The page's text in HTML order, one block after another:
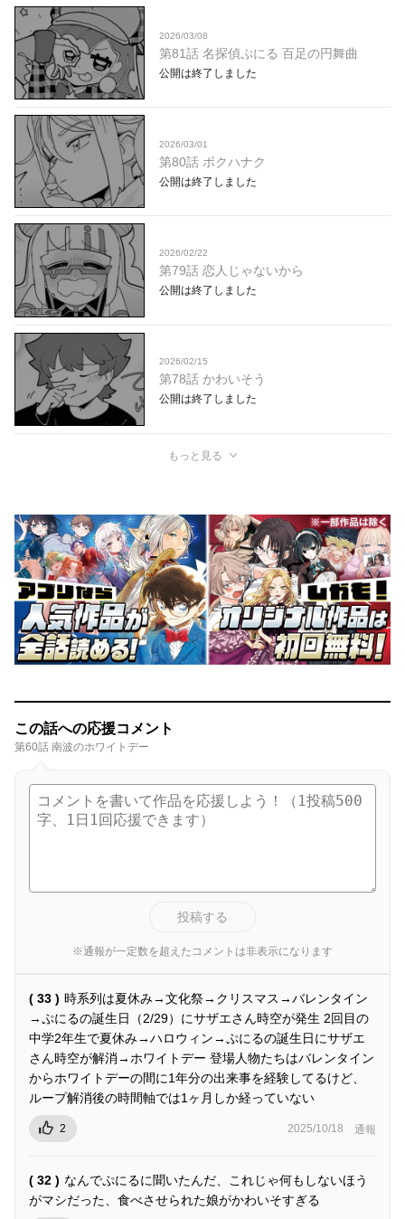
2026/03/08
第81話 名探偵ぷにる 百足の円舞曲
公開は終了しました
2026/03/01
第80話 ボクハナク
公開は終了しました
2026/02/22
第79話 恋人じゃないから
公開は終了しました
2026/02/15
第78話 かわいそう
公開は終了しました
もっと見る
この話への応援コメント
第60話 南波のホワイトデー
投稿する
※通報が一定数を超えたコメントは非表示になります
( 33 ) 時系列は夏休み→文化祭→クリスマス→バレンタイン
→ぷにるの誕生日（2/29）にサザエさん時空が発生 2回目の
中学2年生で夏休み→ハロウィン→ぷにるの誕生日にサザエ
さん時空が解消→ホワイトデー 登場人物たちはバレンタイン
からホワイトデーの間に1年分の出来事を経験してるけど、
ループ解消後の時間軸では1ヶ月しか経っていない
2 2025/10/18 通報
( 32 ) なんでぷにるに聞いたんだ、これじゃ何もしないほう
がマシだった、食べさせられた娘がかわいそすぎる